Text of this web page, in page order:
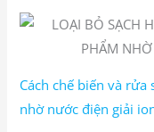
Cách chế biến và
nhờ nước điện giải